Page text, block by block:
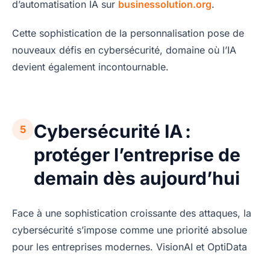
d’automatisation IA sur businessolution.org.
Cette sophistication de la personnalisation pose de
nouveaux défis en cybersécurité, domaine où l’IA
devient également incontournable.
5
Cybersécurité IA :
protéger l’entreprise de
demain dès aujourd’hui
Face à une sophistication croissante des attaques, la
cybersécurité s’impose comme une priorité absolue
pour les entreprises modernes. VisionAI et OptiData